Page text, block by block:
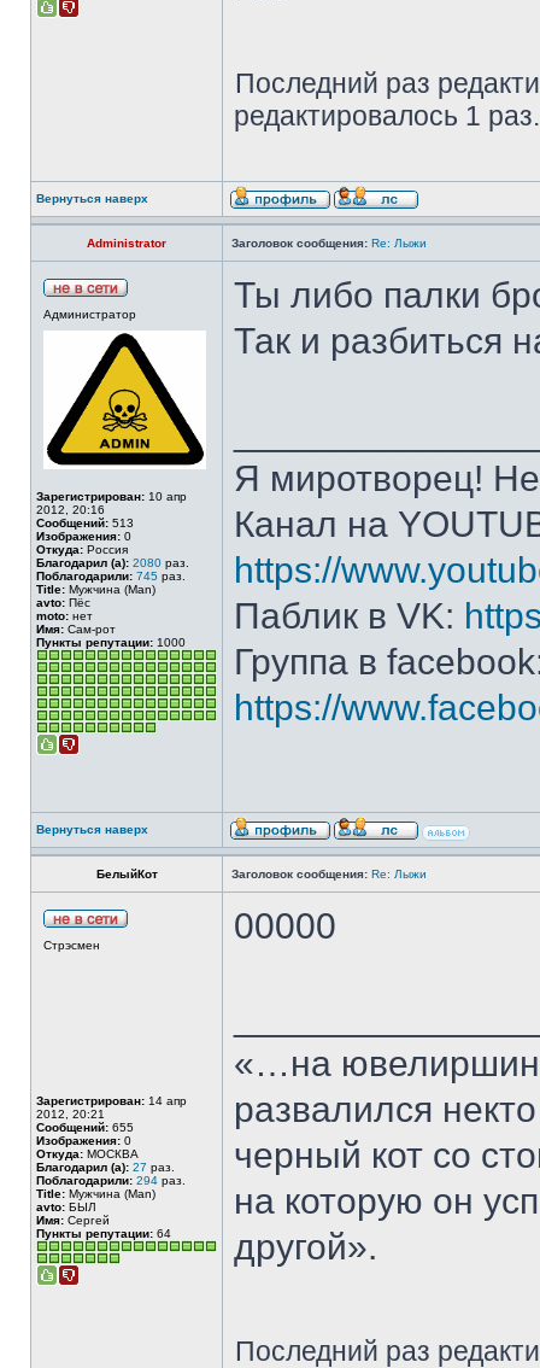
Последний раз
редактировалось 1 раз.
Вернуться наверх
Administrator Заголовок сообщения: Re: Лыжи
Администратор
Зарегистрирован: 10 апр
2012, 20:16
Сообщений: 513
Изображения: 0
Откуда: Россия
Благодарил (а): 2080 раз.
Поблагодарили: 745 раз.
Title: Мужчина (Man)
avto: Пёс
moto: нет
Имя: Сам-рот
Пункты репутации: 1000
Ты либо палки
Так и разбиться
Я миротворец!
Канал на
https://
Паблик в VK:
Группа в
https://
Вернуться наверх
БелыйКот Заголовок сообщения: Re: Лыжи
Стрэсмен
Зарегистрирован: 14 апр
2012, 20:21
Сообщений: 655
Изображения: 0
Откуда: МОСКВА
Благодарил (а): 27 раз.
Поблагодарили: 294 раз.
Title: Мужчина (Man)
avto: БЫЛ
Имя: Сергей
Пункты репутации: 64
00000
«…на
развалился
черный кот со
на которую он
другой».
Последний раз